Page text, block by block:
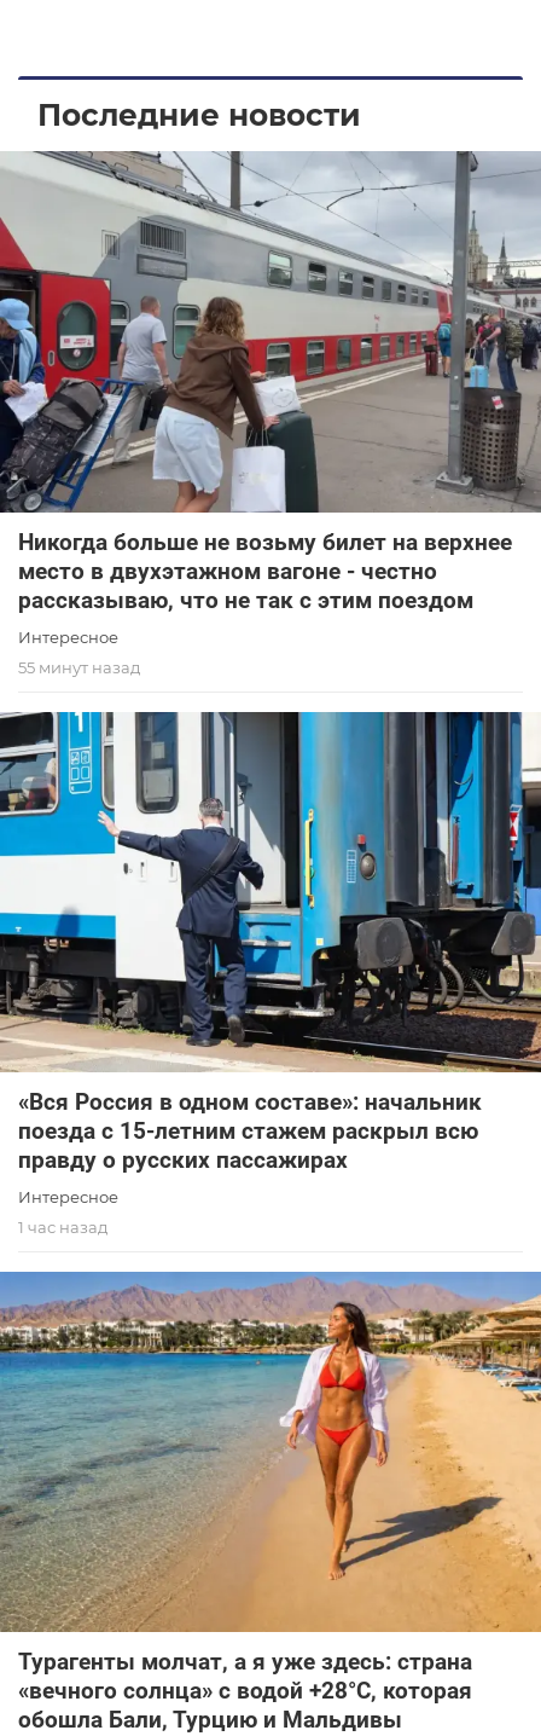
Последние новости
Никогда больше не возьму билет на верхнее
место в двухэтажном вагоне - честно
рассказываю, что не так с этим поездом
Интересное
55 минут назад
«Вся Россия в одном составе»: начальник
поезда с 15-летним стажем раскрыл всю
правду о русских пассажирах
Интересное
1 час назад
Турагенты молчат, а я уже здесь: страна
«вечного солнца» с водой +28°C, которая
обошла Бали, Турцию и Мальдивы